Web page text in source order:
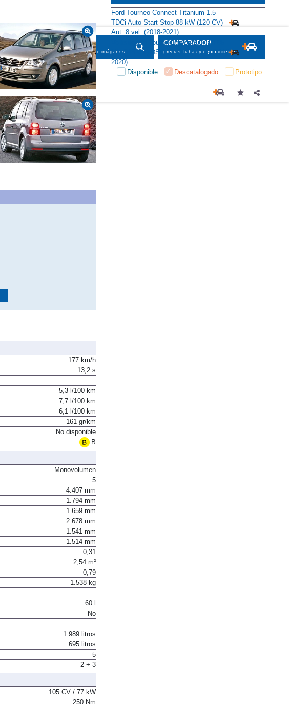
BUSCADOR
informaciones, fichas e imágenes
COMPARADOR
precios, fichas y equipamiento
Disponible Descatalogado Prototipo
177 km/h
13,2 s
5,3 l/100 km
7,7 l/100 km
6,1 l/100 km
161 gr/km
No disponible
B
Monovolumen
5
4.407 mm
1.794 mm
1.659 mm
2.678 mm
1.541 mm
1.514 mm
0,31
2,54 m²
0,79
1.538 kg
60 l
No
1.989 litros
695 litros
5
2 + 3
105 CV / 77 kW
250 Nm
Ford Tourneo Connect Titanium 1.5
TDCi Auto-Start-Stop 88 kW (120 CV)
Aut. 8 vel. (2018-2021)
Volkswagen Touran Edition 2.0 TDI 85
kW (115 CV) DSG 7 vel. 5 plazas (2019-
2020)